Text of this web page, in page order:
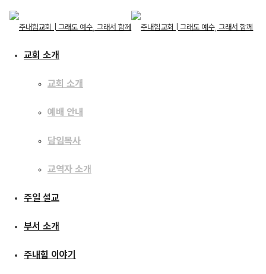
교회 소개
교회 소개
교역자 소개
주일 설교
부서 소개
주내힘 이야기
교회 소개
교회 소개
예배 안내
담임목사
교역자 소개
주일 설교
부서 소개
주내힘 이야기
주일 설교
[24.05.19] 산상수훈
30-하늘에 보물을 쌓는 자